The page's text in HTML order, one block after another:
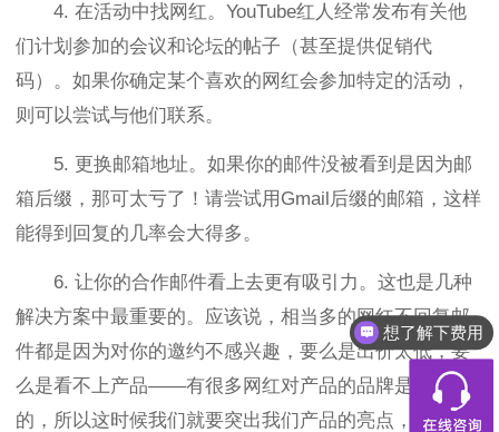
4. 在活动中找网红。YouTube红人经常发布有关他
们计划参加的会议和论坛的帖子（甚至提供促销代
码）。如果你确定某个喜欢的网红会参加特定的活动，
则可以尝试与他们联系。
5. 更换邮箱地址。如果你的邮件没被看到是因为邮
箱后缀，那可太亏了！请尝试用Gmail后缀的邮箱，这样
能得到回复的几率会大得多。
6. 让你的合作邮件看上去更有吸引力。这也是几种
解决方案中最重要的。应该说，相当多的网红不回复邮
件都是因为对你的邀约不感兴趣，要么是出价太低，要
么是看不上产品——有很多网红对产品的品牌是很苛刻
的，所以这时候我们就要突出我们产品的亮点，比如包
想了解下费用